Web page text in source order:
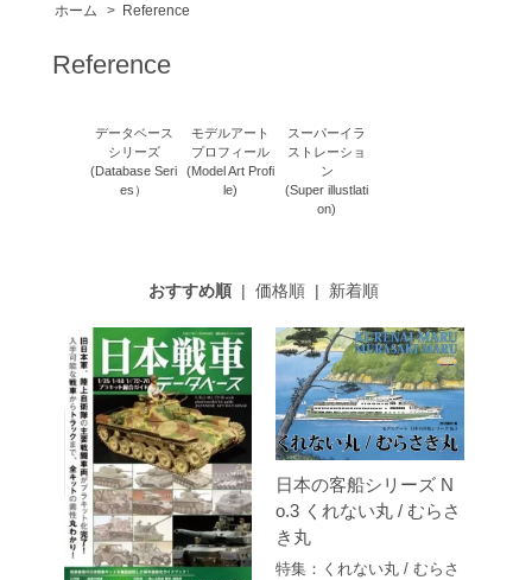
ホーム > Reference
Reference
データベース
シリーズ
(Database Seri
es）
モデルアート
プロフィール
(Model Art Profi
le)
スーパーイラ
ストレーショ
ン
(Super illustlati
on)
おすすめ順 |価格順 | 新着順
日本の客船シリーズ N
o.3 くれない丸 / むらさ
き丸
特集：くれない丸 / むらさ